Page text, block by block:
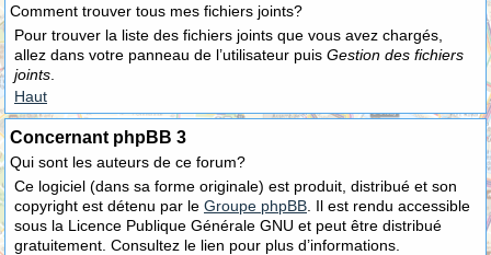
Comment trouver tous mes fichiers joints?
Pour trouver la liste des fichiers joints que vous avez chargés,
allez dans votre panneau de l’utilisateur puis Gestion des fichiers
joints
Haut
Concernant phpBB 3
Qui sont les auteurs de ce forum?
Ce logiciel (dans sa forme originale) est produit, distribué et son
copyright est détenu par le Groupe phpBB . Il est rendu accessible
sous la Licence Publique Générale GNU et peut être distribué
gratuitement. Consultez le lien pour plus d’informations.